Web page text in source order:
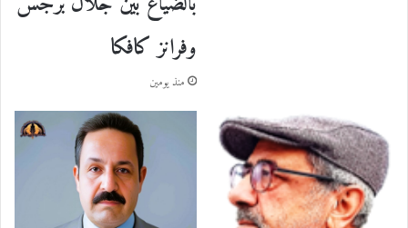
وفرانز كافكا
منذ يومين